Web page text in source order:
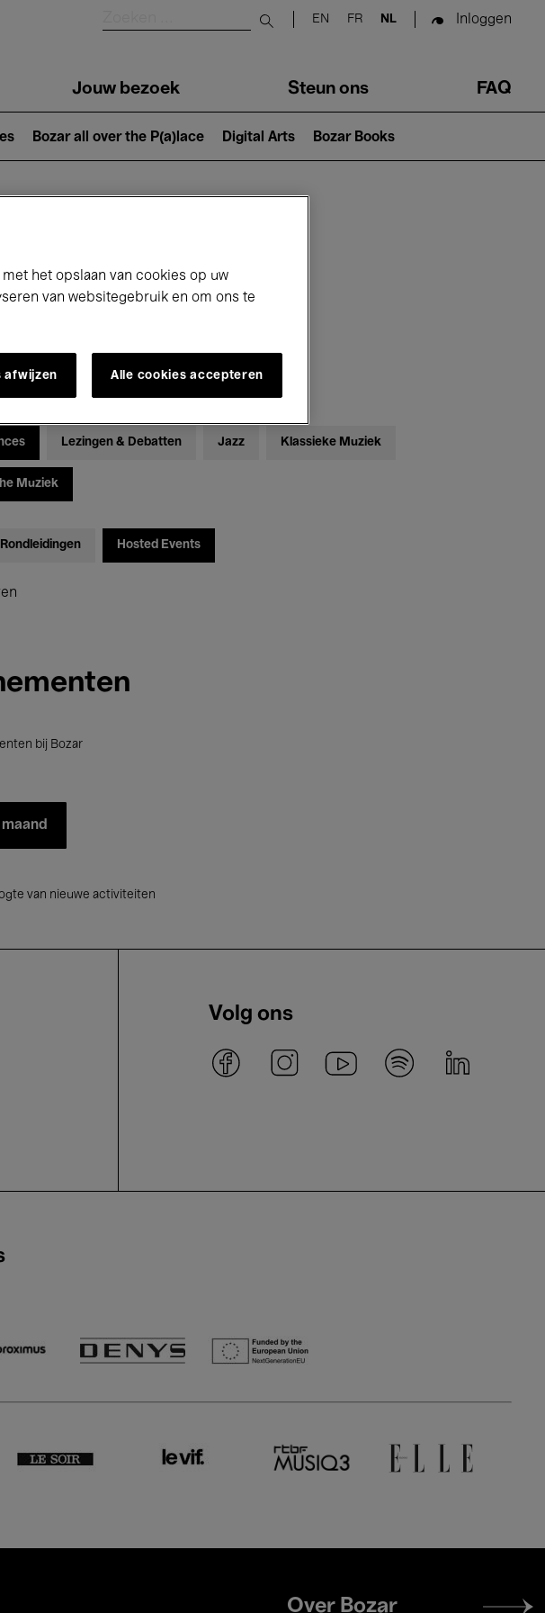
Submit search
EN FR NL Inloggen
Jouw bezoek Steun ons FAQ
Bozar all over the P(a)lace Digital Arts Bozar Books
Lezingen & Debatten Jazz Klassieke Muziek
Muziek
Rondleidingen Hosted Events
bij Bozar
van nieuwe activiteiten
Volg ons
Footer
Over Bozar
het opslaan van cookies op uw
van websitegebruik en om ons te
afwijzen Alle cookies accepteren